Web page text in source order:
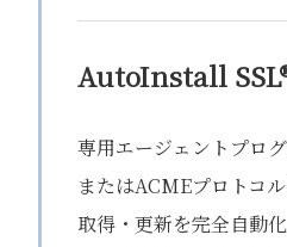
AutoInstall
専用エージェントプロ
またはACMEプロトコ
取得・更新を完全自動化